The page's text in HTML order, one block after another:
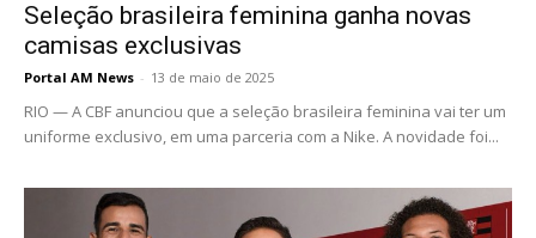
Seleção brasileira feminina ganha novas
camisas exclusivas
Portal AM News - 13 de maio de 2025
RIO — A CBF anunciou que a seleção brasileira feminina vai ter um
uniforme exclusivo, em uma parceria com a Nike. A novidade foi...